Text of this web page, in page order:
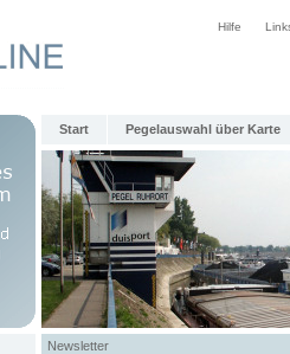
Hilfe
Start Pegelauswahl über Karte
Newsletter